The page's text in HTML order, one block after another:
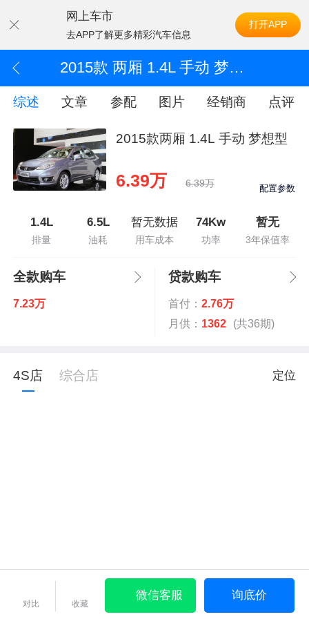
网上车市
去APP了解更多精彩汽车信息
打开APP
2015款 两厢 1.4L 手动 梦想型
综述 文章 参配 图片 经销商 点评
2015款两厢 1.4L 手动 梦想型
6.39万 6.39万 配置参数
1.4L
排量
6.5L
油耗
暂无数据
用车成本
74Kw
功率
暂无
3年保值率
全款购车
7.23万
贷款购车
首付： 2.76万
月供： 1362 (共36期)
4S店 综合店 定位
对比 收藏
微信客服 询底价